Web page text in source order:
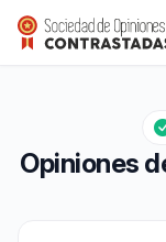
Finca El Edén
Calificación global:
9,9/10
Opiniones